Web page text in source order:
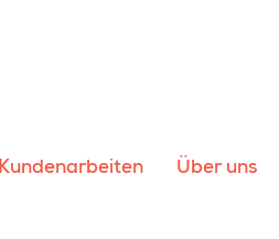
Kundenarbeiten Über uns